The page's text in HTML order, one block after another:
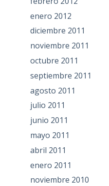
enero 2012
diciembre 2011
noviembre 2011
octubre 2011
septiembre 2011
agosto 2011
julio 2011
junio 2011
mayo 2011
abril 2011
enero 2011
noviembre 2010